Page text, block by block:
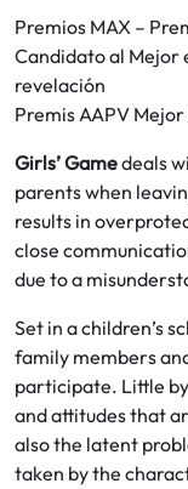
Premios MAX –
Candidato al Mejor
revelación
Premis AAPV
Girls’ Gamedeals
parents when
results in
close
due to a
Set in a children’s
family members
participate. Little
and attitudes that
also the latent
taken by the